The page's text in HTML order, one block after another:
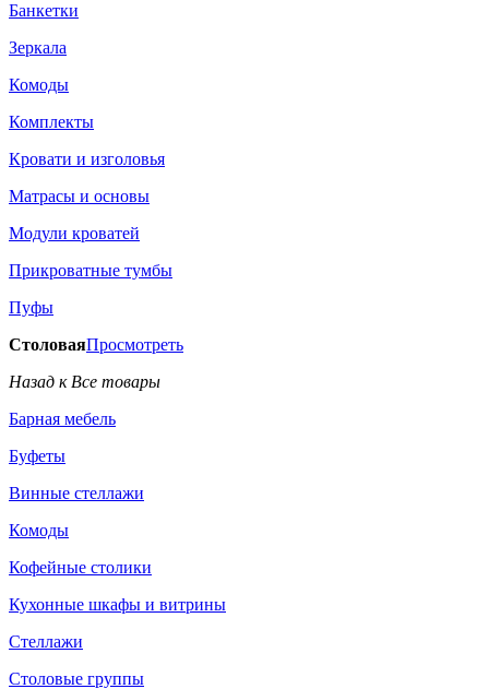
Банкетки
Зеркала
Комоды
Комплекты
Кровати и изголовья
Матрасы и основы
Модули кроватей
Прикроватные тумбы
Пуфы
СтоловаяПросмотреть
Назад к Все товары
Барная мебель
Буфеты
Винные стеллажи
Комоды
Кофейные столики
Кухонные шкафы и витрины
Стеллажи
Столовые группы